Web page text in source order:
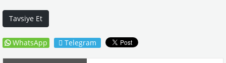
Tavsiye Et
WhatsApp Telegram